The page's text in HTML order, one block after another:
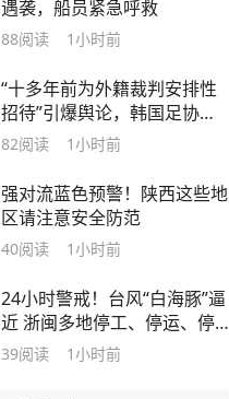
遇袭，船员紧急呼救
88阅读 1小时前
“十多年前为外籍裁判安排性
招待”引爆舆论，韩国足协回
应
82阅读 1小时前
强对流蓝色预警！陕西这些地
区请注意安全防范
40阅读 1小时前
24小时警戒！台风“白海豚”逼
近 浙闽多地停工、停运、停
航
39阅读 1小时前